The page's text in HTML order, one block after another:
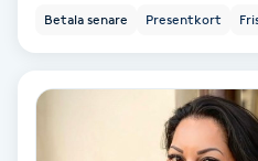
LED-ljusterapi
hand om era behov på
permanent hårborttagning
välkomna in till vår
kostnadsfri konsultation! Bästa hälsningar, Najats
Skönhetssalong.
Betala senare Presentkort